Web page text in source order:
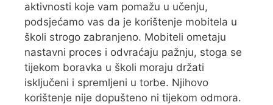
aktivnosti koje vam pomažu u učenju,
podsjećamo vas da je korištenje mobitela u
školi strogo zabranjeno. Mobiteli ometaju
nastavni proces i odvraćaju pažnju, stoga se
tijekom boravka u školi moraju držati
isključeni i spremljeni u torbe. Njihovo
korištenje nije dopušteno ni tijekom odmora.